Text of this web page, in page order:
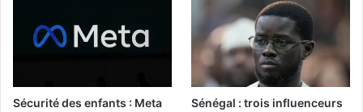
Sécurité des enfants : Meta
Sénégal : trois influenceurs